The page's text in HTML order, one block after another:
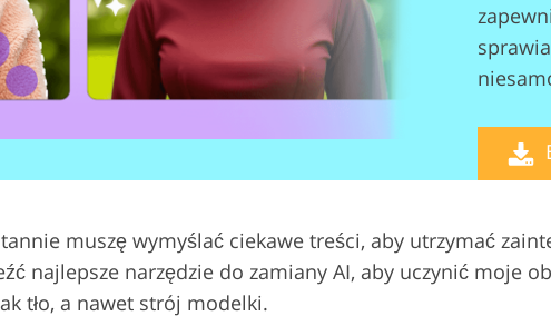
Usługi retuszu biżuterii Dane Treningowe AI
muszę wymyślać ciekawe treści, aby utrzymać
najlepsze narzędzie do zamiany AI, aby uczynić moje
tło, a nawet strój modelki.